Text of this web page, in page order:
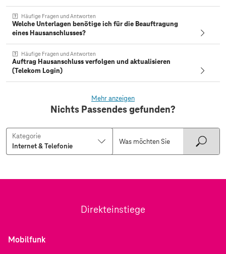
Häufige Fragen und Antworten
Welche Unterlagen benötige ich für die Beauftragung
eines Hausanschlusses?
Häufige Fragen und Antworten
Auftrag Hausanschluss verfolgen und aktualisieren
(Telekom Login)
Mehr anzeigen
Nichts Passendes gefunden?
Kategorie
Direkteinstiege
Mobilfunk